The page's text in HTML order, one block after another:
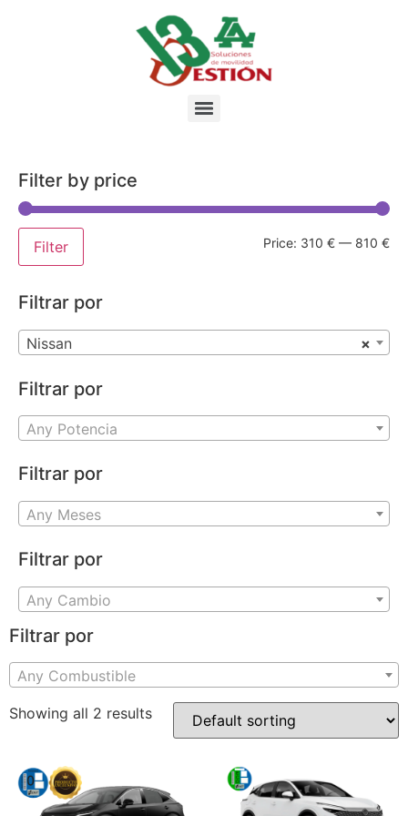
Filter by price
Filter Price: 310 € — 810 €
Filtrar por
×
Nissan
Filtrar por
Any Potencia
Filtrar por
Any Meses
Filtrar por
Any Cambio
Filtrar por
Any Combustible
Showing all 2 results